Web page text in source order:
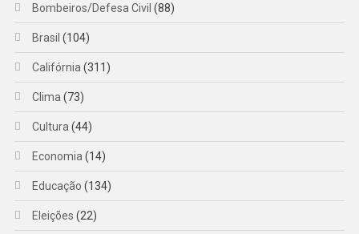
Bombeiros/Defesa Civil (88)
Brasil (104)
Califórnia (311)
Clima (73)
Cultura (44)
Economia (14)
Educação (134)
Eleições (22)